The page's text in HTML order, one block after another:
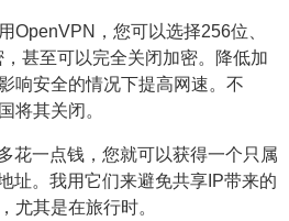
OpenVPN，您可以选择256位、
甚至可以完全关闭加密。降低加
响安全的情况下提高网速。不
将其关闭。
花一点钱，您就可以获得一个只属
址。我用它们来避免共享IP带来的
尤其是在旅行时。